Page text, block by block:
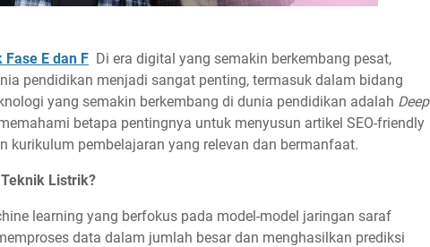
E dan F Di era digital yang semakin berkembang pesat,
pendidikan menjadi sangat penting, termasuk dalam bidang
yang semakin berkembang di dunia pendidikan adalah Deep
betapa pentingnya untuk menyusun artikel SEO-friendly
kurikulum pembelajaran yang relevan dan bermanfaat.
Listrik?
learning yang berfokus pada model-model jaringan saraf
data dalam jumlah besar dan menghasilkan prediksi